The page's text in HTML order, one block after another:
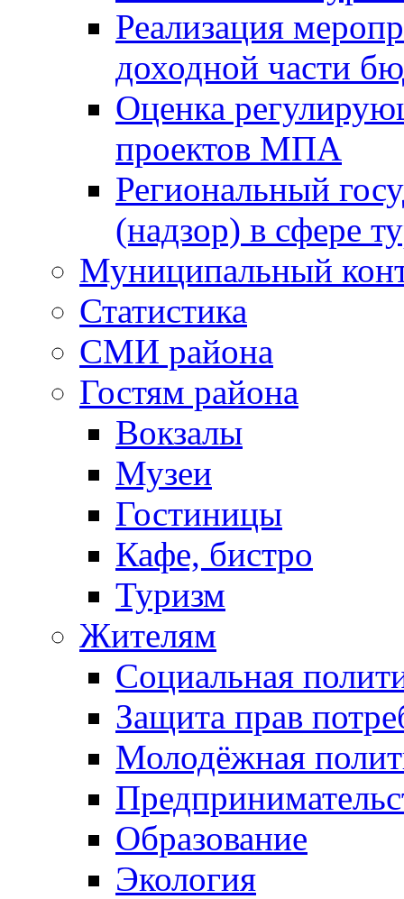
Реализация
доходной части
Оценка
проектов МПА
Региональный
(надзор) в сфере
Муниципальный
Статистика
СМИ района
Гостям района
Вокзалы
Музеи
Гостиницы
Кафе, бистро
Туризм
Жителям
Социальная
Защита прав
Молодёжная
Образование
Экология